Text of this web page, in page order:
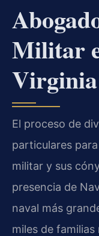
Militar
Virginia
El proceso de
particulares
militar y sus
presencia de
naval más
miles de